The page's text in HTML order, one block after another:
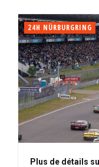
24H NÜRBURGRING
Plus de détails